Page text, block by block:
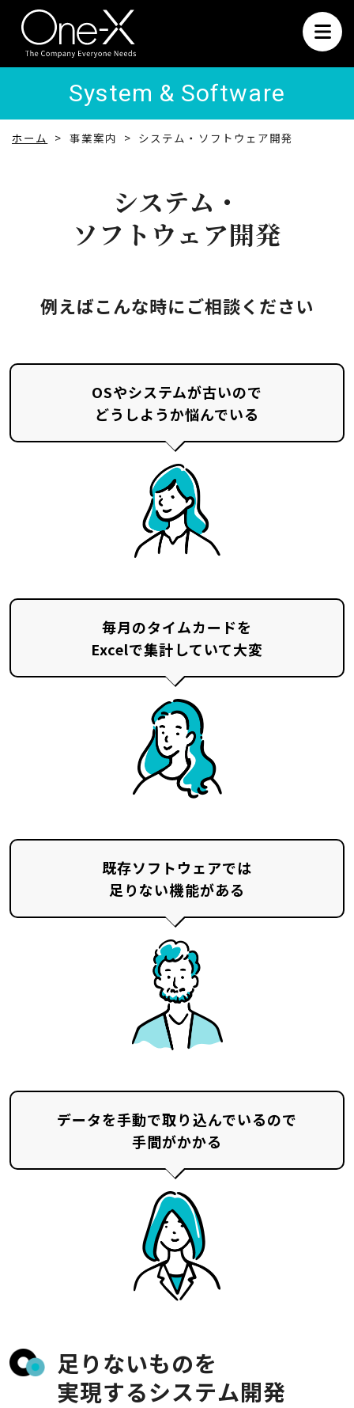
System & Software
ホーム 事業案内 システム・ソフトウェア開発
システム・
ソフトウェア開発
例えばこんな時にご相談ください
OSやシステムが古いので
どうしようか悩んでいる
毎月のタイムカードを
Excelで集計していて大変
既存ソフトウェアでは
足りない機能がある
データを手動で取り込んでいるので
手間がかかる
足りないものを
実現するシステム開発